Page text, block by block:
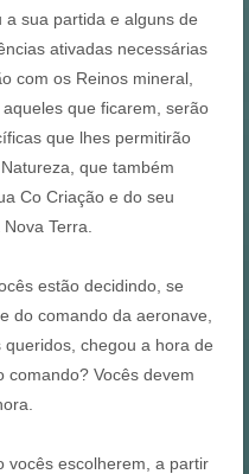
sua partida e alguns de
ativadas necessárias
com os Reinos mineral,
que ficarem, serão
que lhes permitirão
que também
Co Criação e do seu
Terra.
estão decidindo, se
do comando da aeronave,
chegou a hora de
comando? Vocês devem
vocês escolherem, a partir